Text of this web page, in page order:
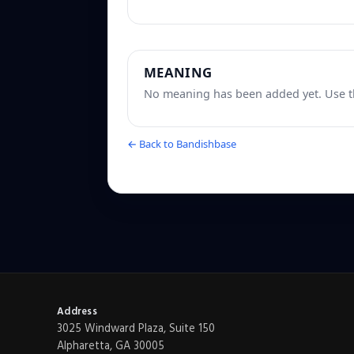
MEANING
No meaning has been added yet.
← Back to Bandishbase
Address
3025 Windward Plaza, Suite 150
Alpharetta, GA 30005